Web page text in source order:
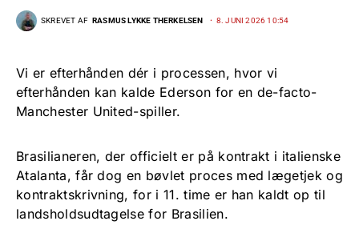
SKREVET AF RASMUS LYKKE THERKELSEN 8. JUNI 2026 10:54
Vi er efterhånden dér i processen, hvor vi
efterhånden kan kalde Ederson for en de-facto-
Manchester United-spiller.
Brasilianeren, der officielt er på kontrakt i italienske
Atalanta, får dog en bøvlet proces med lægetjek og
kontraktskrivning, for i 11. time er han kaldt op til
landsholdsudtagelse for Brasilien.